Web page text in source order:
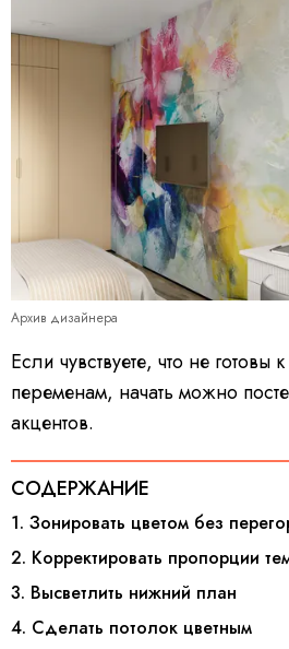
Архив дизайнера
Если чувствуете, что не готовы
переменам, начать можно
акцентов.
СОДЕРЖАНИЕ
1. Зонировать цветом без
2. Корректировать пропорции
3. Высветлить нижний план
4. Сделать потолок цветным